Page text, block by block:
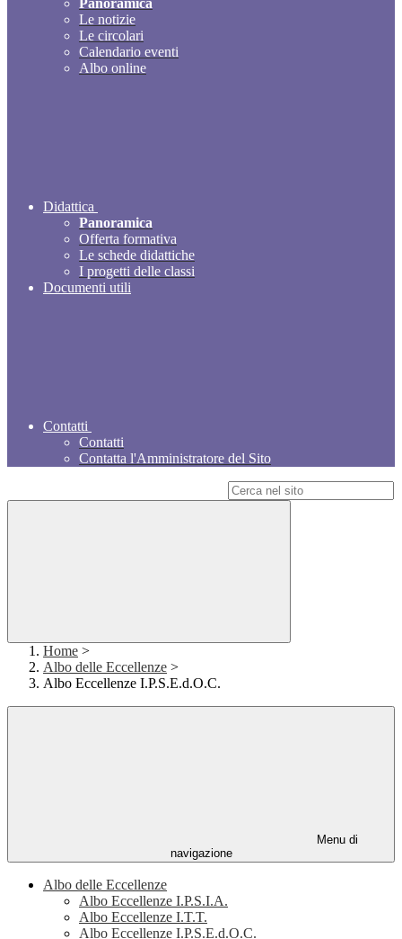
Panoramica
Le notizie
Le circolari
Calendario eventi
Albo online
Didattica
Panoramica
Offerta formativa
Le schede didattiche
I progetti delle classi
Documenti utili
Contatti
Contatti
Contatta l'Amministratore del Sito
Home >
Albo delle Eccellenze >
Albo Eccellenze I.P.S.E.d.O.C.
Menu di
navigazione
Albo delle Eccellenze
Albo Eccellenze I.P.S.I.A.
Albo Eccellenze I.T.T.
Albo Eccellenze I.P.S.E.d.O.C.